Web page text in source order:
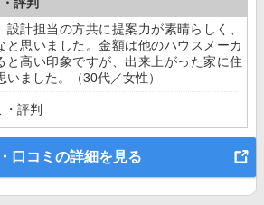
設計担当の方共に提案力が素晴らしく、
と思いました。金額は他のハウスメーカ
と高い印象ですが、出来上がった家に住
ました。（30代／女性）
評判
口コミの詳細を見る